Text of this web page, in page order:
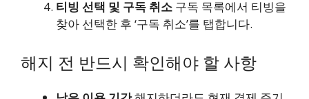
티빙 선택 및 구독 취소 구독 목록에서 티빙을
찾아 선택한 후 ‘구독 취소’를 탭합니다.
해지 전 반드시 확인해야 할 사항